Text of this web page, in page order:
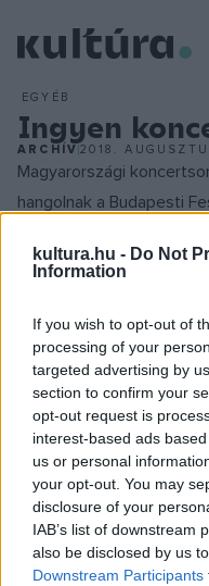
kultura.hu - Do Not
Information
If you wish to opt-out of
processing of your
targeted advertising by
section to confirm your
opt-out request is
interest-based ads
us or personal
your opt-out. You may
disclosure of your
IAB’s list of downstream
also be disclosed by us
Downstream Participants
EGYÉB
Ingyen
ARCHÍV2018.
Magyarországi
hangolnak a Budapesti
akik szeptember 4. és
adnak országszerte. A
Szécsényben
kedvelőit Egerben,
4-én 5-én és 6-án. A
Dunapest fesztivál
fellép. AZenevárcímű
Gyermekotthon mellett
Ceglédbercelre is
zenélnek Budapesttől
szeptember 5-től 7-ig.